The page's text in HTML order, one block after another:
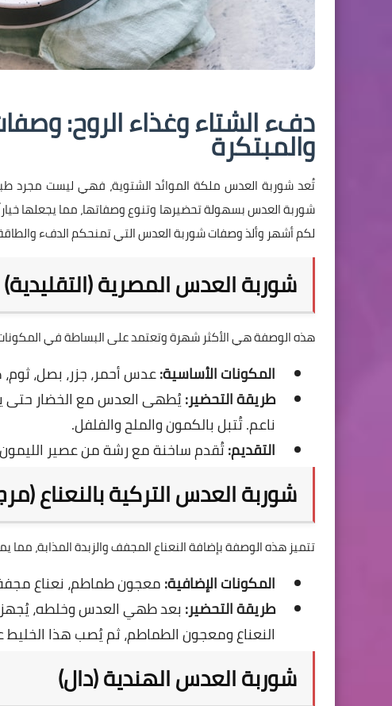
دفء الشتاء وغذاء الروح:
والمبتكرة
تُعد شوربة العدس ملكة الموائد الشتوية، فهي ليست مجرد طبق
شوربة العدس بسهولة تحضيرها وتنوع وصفاتها، مما يجعلها
لكم أشهر وألذ وصفات شوربة العدس التي تمنحكم الدفء
شوربة العدس المصرية (التقليدية)
هذه الوصفة هي الأكثر شهرة وتعتمد على البساطة في
المكونات الأساسية:عدس أحمر، جزر، بصل،
طريقة التحضير:يُطهى العدس مع الخضار حتى
ناعم. تُتبل بالكمون والملح والفلفل.
التقديم:تُقدم ساخنة مع رشة من عصير
شوربة العدس التركية بالنعناع
تتميز هذه الوصفة بإضافة النعناع المجفف والزبدة المذابة،
المكونات الإضافية:معجون طماطم، نعناع
طريقة التحضير: بعد طهي العدس وخلطه، يُجهز
النعناع ومعجون الطماطم، ثم يُصب هذا
شوربة العدس الهندية (دال)